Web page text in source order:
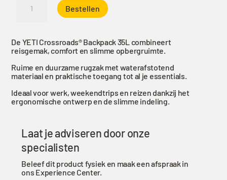
Crossroads
Alpine
Brown
aantal
Bestellen
De YETI Crossroads® Backpack 35L combineert
reisgemak, comfort en slimme opbergruimte.
Ruime en duurzame rugzak met waterafstotend
materiaal en praktische toegang tot al je essentials.
Ideaal voor werk, weekendtrips en reizen dankzij het
ergonomische ontwerp en de slimme indeling.
Laat je adviseren door onze
specialisten
Beleef dit product fysiek en maak een afspraak in
ons Experience Center.